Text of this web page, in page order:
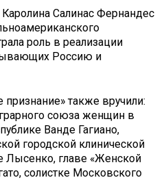
Салинас Фернандес
роль в реализации
Россию и
также вручили:
союза женщин в
Ванде Гагиано,
городской клинической
главе «Женской
солистке Московского